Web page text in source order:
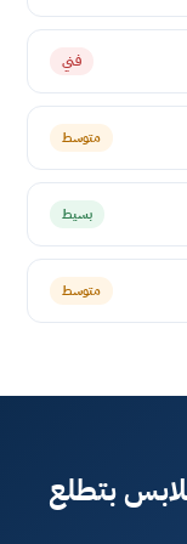
فني
متوسط
بسيط
متوسط
بتطلع